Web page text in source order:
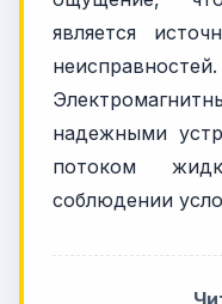
является
надежными
потоком
соблюдении